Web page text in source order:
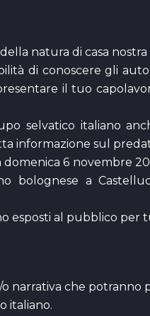
natura di casa nostra
di conoscere gli
il tuo
selvatico italiano
informazione sul
6 novembre
bolognese a
esposti al pubblico
narrativa che potranno
italiano.